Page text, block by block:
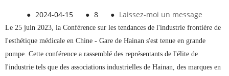
● 2024-04-15 ● 8 ● Laissez-moi un message
Le 25 juin 2023, la Conférence sur les tendances de l'industrie frontière de
l'esthétique médicale en Chine - Gare de Hainan s'est tenue en grande
pompe. Cette conférence a rassemblé des représentants de l'élite de
l'industrie tels que des associations industrielles de Hainan, des marques en